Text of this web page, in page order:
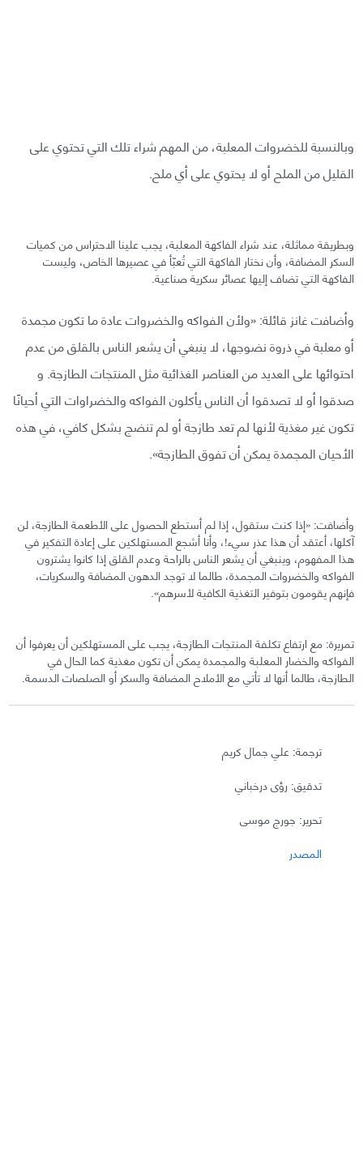
وبالنسبة للخضروات المعلبة، من المهم شراء تلك التي تحتوي على
القليل من الملح أو لا يحتوي على أي ملح.
وبطريقة مماثلة، عند شراء الفاكهة المعلبة، يجب علينا الاحتراس من كميات
السكر المضافة، وأن نختار الفاكهة التي تُعبّأ في عصيرها الخاص، وليست
الفاكهة التي تضاف إليها عصائر سكرية صناعية.
وأضافت غانز قائلة: «ولأن الفواكه والخضروات عادة ما تكون مجمدة
أو معلبة في ذروة نضوجها، لا ينبغي أن يشعر الناس بالقلق من عدم
احتوائها على العديد من العناصر الغذائية مثل المنتجات الطازجة. و
صدقوا أو لا تصدقوا أن الناس يأكلون الفواكه والخضراوات التي أحيانًا
تكون غير مغذية لأنها لم تعد طازجة أو لم تنضج بشكل كافي، في هذه
الأحيان المجمدة يمكن أن تفوق الطازجة».
وأضافت: «إذا كنت ستقول، إذا لم أستطع الحصول على الأطعمة الطازجة، لن
آكلها، أعتقد أن هذا عذر سيء!، وأنا أشجع المستهلكين على إعادة التفكير في
هذا المفهوم، وينبغي أن يشعر الناس بالراحة وعدم القلق إذا كانوا يشترون
الفواكه والخضروات المجمدة، طالما لا توجد الدهون المضافة والسكريات،
فإنهم يقومون بتوفير التغذية الكافية لأسرهم».
تمريرة: مع ارتفاع تكلفة المنتجات الطازجة، يجب على المستهلكين أن يعرفوا أن
الفواكه والخضار المعلبة والمجمدة يمكن أن تكون مغذية كما الحال في
الطازجة، طالما أنها لا تأتي مع الأملاح المضافة والسكر أو الصلصات الدسمة.
ترجمة: علي جمال كريم
تدقيق: رؤى درخباني
تحرير: جورج موسى
المصدر